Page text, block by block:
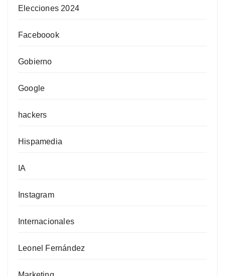
Elecciones 2024
Faceboook
Gobierno
Google
hackers
Hispamedia
IA
Instagram
Internacionales
Leonel Fernández